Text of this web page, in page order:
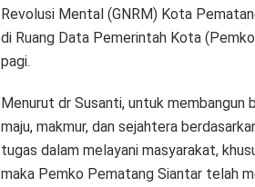
Revolusi Mental (GNRM) Kota
di Ruang Data Pemerintah Kota
pagi.
Menurut dr Susanti, untuk membangun
maju, makmur, dan sejahtera
tugas dalam melayani masyarakat,
maka Pemko Pematang Siantar telah